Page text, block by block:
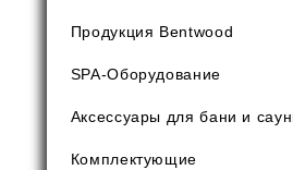
Продукция Bentwood
SPA-Оборудование
Аксессуары для бани и
Комплектующие